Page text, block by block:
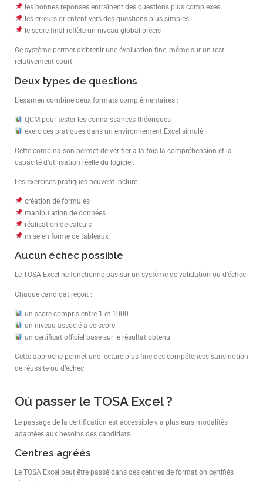
les bonnes réponses entraînent des questions plus complexes
les erreurs orientent vers des questions plus simples
le score final reflète un niveau global précis
Ce système permet d’obtenir une évaluation fine, même sur un test
relativement court.
Deux types de questions
L’examen combine deux formats complémentaires :
QCM pour tester les connaissances théoriques
exercices pratiques dans un environnement Excel simulé
Cette combinaison permet de vérifier à la fois la compréhension et la
capacité d’utilisation réelle du logiciel.
Les exercices pratiques peuvent inclure :
création de formules
manipulation de données
réalisation de calculs
mise en forme de tableaux
Aucun échec possible
Le TOSA Excel ne fonctionne pas sur un système de validation ou d’échec.
Chaque candidat reçoit :
un score compris entre 1 et 1000
un niveau associé à ce score
un certificat officiel basé sur le résultat obtenu
Cette approche permet une lecture plus fine des compétences sans notion
de réussite ou d’échec.
Où passer le TOSA Excel ?
Le passage de la certification est accessible via plusieurs modalités
adaptées aux besoins des candidats.
Centres agréés
Le TOSA Excel peut être passé dans des centres de formation certifiés